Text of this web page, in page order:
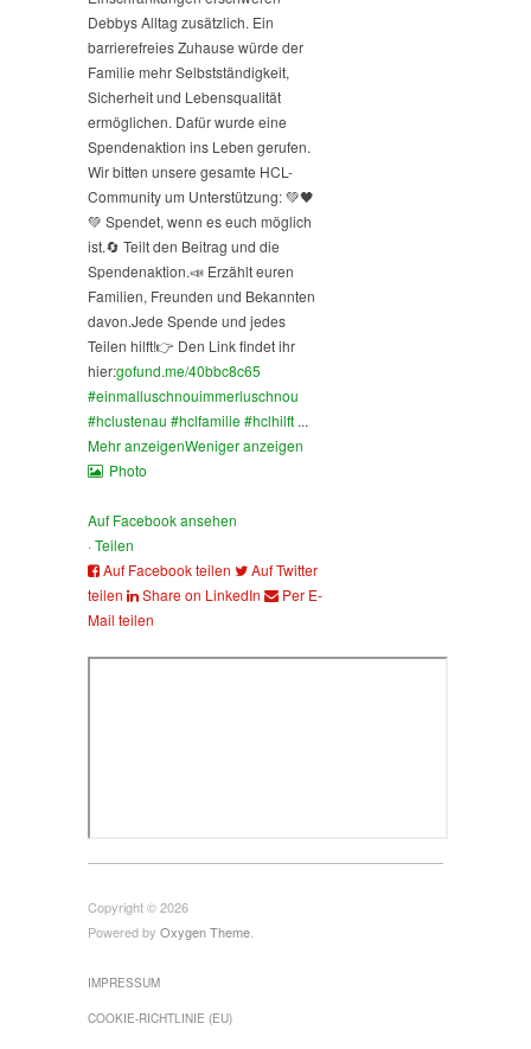
Debbys Alltag zusätzlich. Ein
barrierefreies Zuhause würde der
Familie mehr Selbstständigkeit,
Sicherheit und Lebensqualität
ermöglichen. Dafür wurde eine
Spendenaktion ins Leben gerufen.
Wir bitten unsere gesamte HCL-
Community um Unterstützung: 💚🖤
💚 Spendet, wenn es euch möglich
ist.🔄 Teilt den Beitrag und die
Spendenaktion.📣 Erzählt euren
Familien, Freunden und Bekannten
davon.Jede Spende und jedes
Teilen hilft!👉 Den Link findet ihr
hier:gofund.me/40bbc8c65
#einmalluschnouimmerluschnou
#hclustenau #hclfamilie#hclhilft ...
Mehr anzeigenWeniger anzeigen
Photo
Auf Facebook ansehen
·Teilen
Auf Facebook teilen
Auf Twitter
teilen
Share on LinkedIn
Per E-
Mail teilen
Copyright © 2026
Powered by Oxygen Theme.
IMPRESSUM
COOKIE-RICHTLINIE (EU)